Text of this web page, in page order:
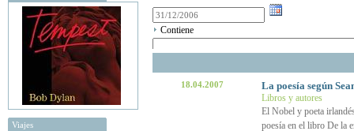
Viajes
Contiene
18.04.2007 La poesía según
Libros y autores
El Nobel y poeta
poesía en el libro De la